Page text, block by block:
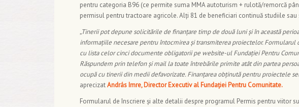
pentru categoria B96 (ce permite suma MMA autoturism + rulotă/remorcă
permisul pentru tractoare agricole. Alți 81 de beneficiari continuă studiile
„Tinerii pot depune solicitările de finanțare timp de două luni și în această
informațiile necesare pentru întocmirea și transmiterea proiectelor. Formularul
cu lista celor cinci documente obligatorii pe website-ul Fundației Pentru
Răspundem prin telefon și mail la toate întrebările primite atât din partea
ocupă cu tinerii din medii defavorizate. Finanțarea obținută pentru proiectele
aprecizatAndrás Imre, Director Executiv al Fundației Pentru Comunitate.
Formularul de înscriere și alte detalii despre programul Permis pentru viitor